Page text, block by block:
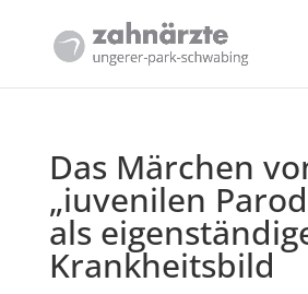
Das Märchen
„iuvenilen
als
Krankheitsbild